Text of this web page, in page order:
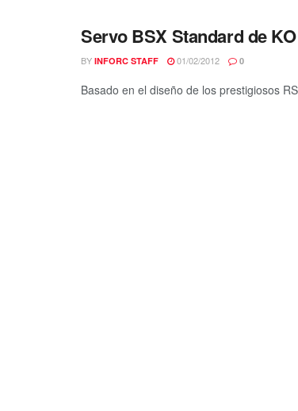
Servo BSX Standard de
BY INFORC STAFF 01/02/2012 0
Basado en el diseño de los prestigiosos